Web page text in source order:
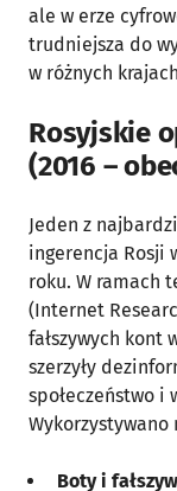
ale w erze
trudniejsza do
w różnych
Rosyjskie
(2016 –
Jeden z
ingerencja Rosji
roku. W ramach
(Internet
fałszywych kont
szerzyły
społeczeństwo i
Wykorzystywano
Boty i